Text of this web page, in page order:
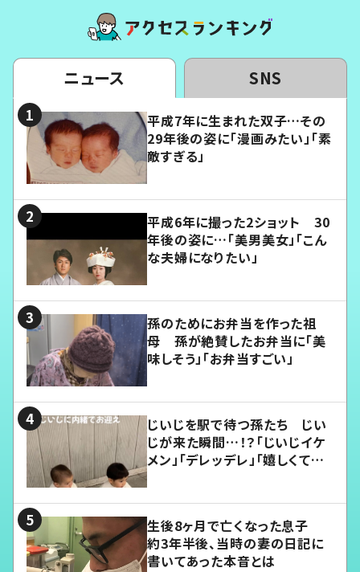
ニュース SNS
平成7年に生まれた双子…その
29年後の姿に「漫画みたい」「素
敵すぎる」
平成6年に撮った2ショット 30
年後の姿に…「美男美女」「こん
な夫婦になりたい」
孫のためにお弁当を作った祖
母 孫が絶賛したお弁当に「美
味しそう」「お弁当すごい」
じいじを駅で待つ孫たち じい
じが来た瞬間…！？「じいじイケ
メン」「デレッデレ」「嬉しくて可
生後8ヶ月で亡くなった息子
約3年半後、当時の妻の日記に
書いてあった本音とは